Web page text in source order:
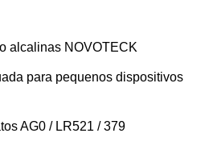
alcalinas NOVOTECK
para pequenos dispositivos
AG0 / LR521 / 379